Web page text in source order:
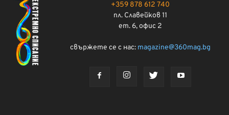
+359 878 612 740
пл. Славейков 11
ет. 6, офис 2
свържете се с нас: magazine@360mag.bg